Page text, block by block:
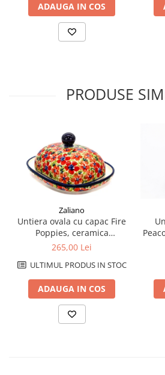
ADAUGA IN COS
PRODUSE
Zaliano
Untiera ovala cu capac Fire
Poppies, ceramica
smaltuita, pictata manual,
265,00 Lei
ULTIMUL PRODUS IN STOC
ADAUGA IN COS